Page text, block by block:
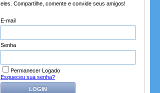
eles. Compartilhe, comente e convide seus amigos!
E-mail
Senha
Permanecer Logado
Esqueceu sua senha?
LOGIN